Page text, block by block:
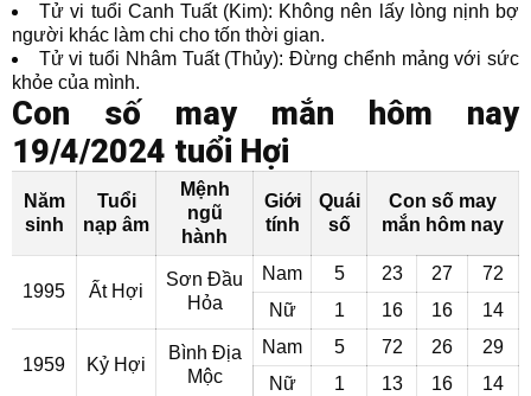
Tử vi tuổi Canh Tuất (Kim): Không nên lấy lòng nịnh bợ
người khác làm chi cho tốn thời gian.
Tử vi tuổi Nhâm Tuất (Thủy): Đừng chểnh mảng với sức
khỏe của mình.
Con số may mắn hôm nay
19/4/2024 tuổi Hợi
Năm
sinh
Tuổi
nạp âm
Mệnh
ngũ
hành
Giới
tính
Quái
số
Con số may
mắn hôm nay
1995 Ất Hợi
Sơn Đầu
Hỏa
Nam 5 23 27
72
Nữ
1 16 16 14
1959 Kỷ Hợi
Bình Địa
Mộc
Nam 5 72 26
29
Nữ
1 13 16 14